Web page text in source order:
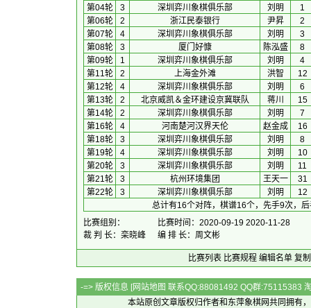
第04轮
3 深圳弈川象棋俱乐部 刘明
1
第06轮
2 浙江民泰银行 尹昇
2
第07轮
4 深圳弈川象棋俱乐部 刘明
3
第08轮
3 厦门好慷 陈泓盛
8
第09轮
1 深圳弈川象棋俱乐部 刘明
4
第11轮
2 上海金外滩 洪智
12
第12轮
4 深圳弈川象棋俱乐部 刘明
6
第13轮
2 北京威凯＆金环建设京冀联队 蒋川
15
第14轮
2 深圳弈川象棋俱乐部 刘明
7
第16轮
4 河南楚河汉界天伦 赵金成
16
第18轮
3 深圳弈川象棋俱乐部 刘明
8
第19轮
4 深圳弈川象棋俱乐部 刘明
10
第20轮
3 深圳弈川象棋俱乐部 刘明
11
第21轮
3 杭州环境集团 王天一
31
第22轮
3 深圳弈川象棋俱乐部 刘明
12
总计有16个对阵，棋谱16个，先手9次，
比赛组别：
比赛时间：2020-09-19 2020-11-28
裁 判 长：栾晓峰
编 排 长：周文彬
比赛列表 比赛规程 编辑名单 复
-=> 版权信息 [网站地图 联系QQ:88081492 QQ群:75115383
本站原创文章版权归作者和 东萍象棋网共同拥有